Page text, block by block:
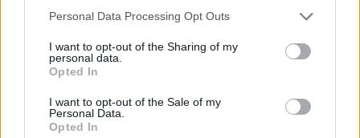
Please note that this website/app uses one or more Google
not limited to your visit or usage behaviour. You may click to
grant or deny consent to Google and its third-party tags to
use your data for below specified purposes in below Google
consent section.
Personal Data Processing Opt Outs
I want to opt-out of the Sharing of my
personal data.
Opted In
I want to opt-out of the Sale of my
Personal Data.
Opted In
énhozzám mindnyájan, akik
megfáradtatok és meg vagytok
terhelve, és én megnyugvást adok
nektek!"
Andreas•2020. december 05.